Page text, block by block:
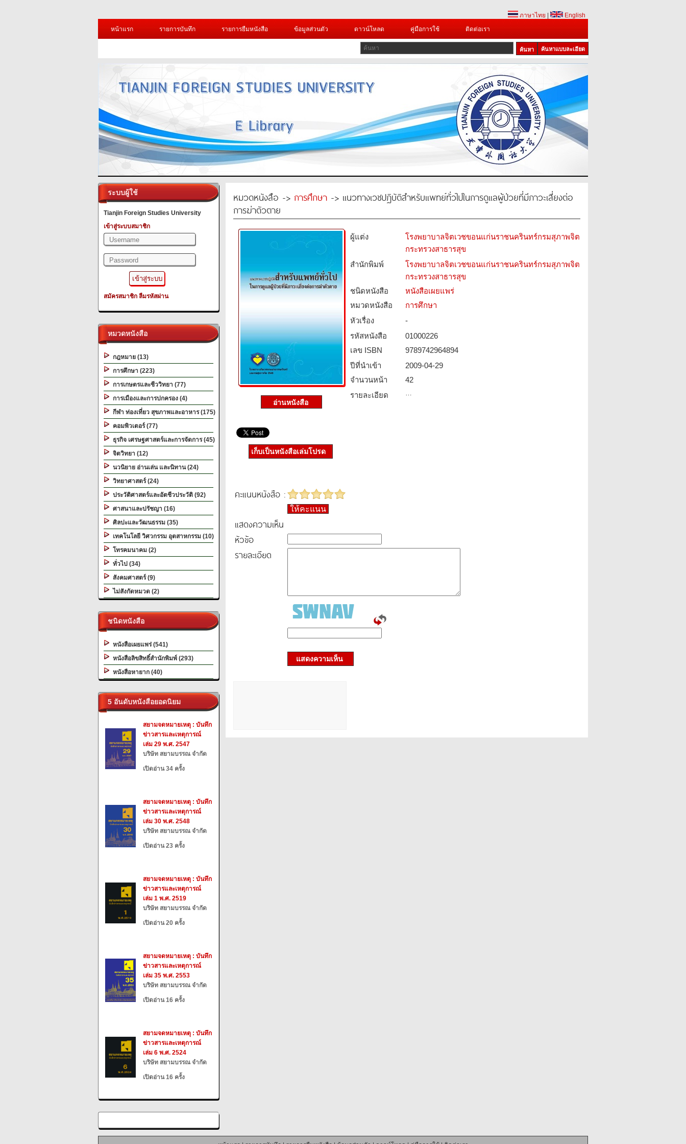
ภาษาไทย
English
หน้าแรก
รายการบันทึก รายการยืมหนังสือ ข้อมูลส่วนตัว ดาวน์โหลด คู่มือการใช้ ติดต่อเรา
ค้นหาแบบละเอียด
ระบบผู้ใช้
Tianjin Foreign Studies University
เข้าสู่ระบบสมาชิก
สมัครสมาชิก ลืมรหัสผ่าน
หมวดหนังสือ
กฎหมาย (13)
การศึกษา (223)
การเกษตรและชีววิทยา (77)
การเมืองและการปกครอง (4)
กีฬา ท่องเที่ยว สุขภาพและอาหาร (175)
คอมพิวเตอร์ (77)
ธุรกิจ เศรษฐศาสตร์และการจัดการ (45)
จิตวิทยา (12)
นวนิยาย อ่านเล่น และนิทาน (24)
วิทยาศาสตร์ (24)
ประวัติศาสตร์และอัตชีวประวัติ (92)
ศาสนาและปรัชญา (16)
ศิลปะและวัฒนธรรม (35)
เทคโนโลยี วิศวกรรม อุตสาหกรรม (10)
โทรคมนาคม (2)
ทั่วไป (34)
สังคมศาสตร์ (9)
ไม่สังกัดหมวด (2)
ชนิดหนังสือ
หนังสือเผยแพร่ (541)
หนังสือลิขสิทธิ์สำนักพิมพ์ (293)
หนังสือหายาก (40)
5 อันดับหนังสือยอดนิยม
สยามจดหมายเหตุ : บันทึก
ข่าวสารและเหตุการณ์
เล่ม 29 พ.ศ. 2547
บริษัท สยามบรรณ จำกัด
เปิดอ่าน 34 ครั้ง
สยามจดหมายเหตุ : บันทึก
ข่าวสารและเหตุการณ์
เล่ม 30 พ.ศ. 2548
บริษัท สยามบรรณ จำกัด
เปิดอ่าน 23 ครั้ง
สยามจดหมายเหตุ : บันทึก
ข่าวสารและเหตุการณ์
เล่ม 1 พ.ศ. 2519
บริษัท สยามบรรณ จำกัด
เปิดอ่าน 20 ครั้ง
สยามจดหมายเหตุ : บันทึก
ข่าวสารและเหตุการณ์
เล่ม 35 พ.ศ. 2553
บริษัท สยามบรรณ จำกัด
เปิดอ่าน 16 ครั้ง
สยามจดหมายเหตุ : บันทึก
ข่าวสารและเหตุการณ์
เล่ม 6 พ.ศ. 2524
บริษัท สยามบรรณ จำกัด
เปิดอ่าน 16 ครั้ง
หมวดหนังสือ -> การศึกษา -> แนวทางเวชปฏิบัติสำหรับแพทย์ทั่วไปในการดูแลผู้ป่วยที่มีภาวะเสี่ยงต่อ
การฆ่าตัวตาย
ผู้แต่ง
โรงพยาบาลจิตเวชขอนแก่นราชนครินทร์กรมสุภาพจิต
กระทรวงสาธารสุข
สำนักพิมพ์
โรงพยาบาลจิตเวชขอนแก่นราชนครินทร์กรมสุภาพจิต
กระทรวงสาธารสุข
ชนิดหนังสือ­
หนังสือเผยแพร่
หมวดหนังสือ­
การศึกษา
หัวเรื่อง
-
รหัสหนังสือ­
01000226
เลข ISBN
9789742964894
ปีที่นำเข้า
2009-04-29
จำนวนหน้า
42
รายละเอียด
…
เก็บเป็นหนังสือเล่มโปรด
คะแนนหนังสือ :
ให้คะแนน
แสดงความเห็น
หัวข้อ
รายละเอียด
แสดงความเห็น